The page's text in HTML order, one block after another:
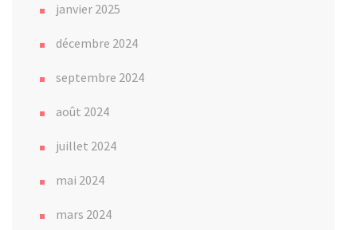
janvier 2025
décembre 2024
septembre 2024
août 2024
juillet 2024
mai 2024
mars 2024